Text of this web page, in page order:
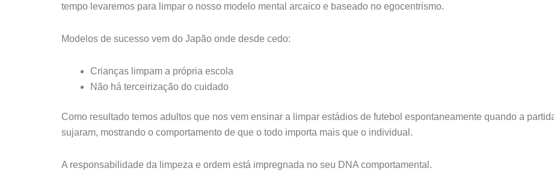
tempo levaremos para limpar o nosso modelo mental arcaico e baseado no egocentrismo.
Modelos de sucesso vem do Japão onde desde cedo:
Crianças limpam a própria escola
Não há terceirização do cuidado
Como resultado temos adultos que nos vem ensinar a limpar estádios de futebol espontaneamente quando a
sujaram, mostrando o comportamento de que o todo importa mais que o individual.
A responsabilidade da limpeza e ordem está impregnada no seu DNA comportamental.